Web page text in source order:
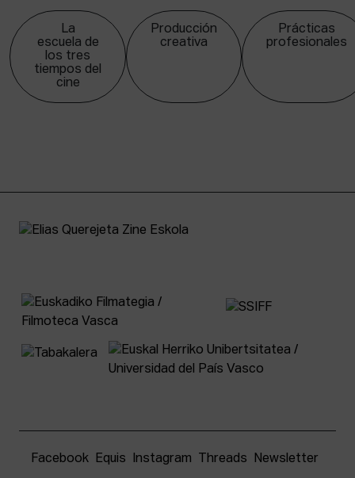
La
escuela de
los tres
tiempos del
cine
Producción
creativa
Prácticas
profesionales
Facebook Equis Instagram Threads Newsletter